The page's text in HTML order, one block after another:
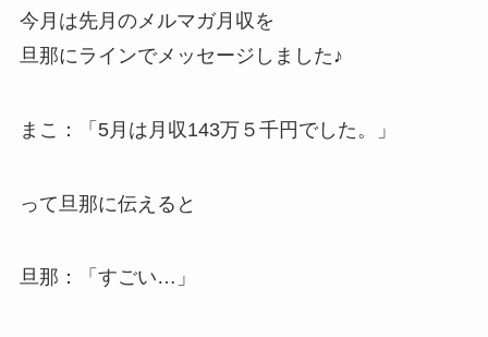
今月は先月のメルマガ月収を
旦那にラインでメッセージしました♪
まこ：「5月は月収143万５千円でした。」
って旦那に伝えると
旦那：「すごい…」